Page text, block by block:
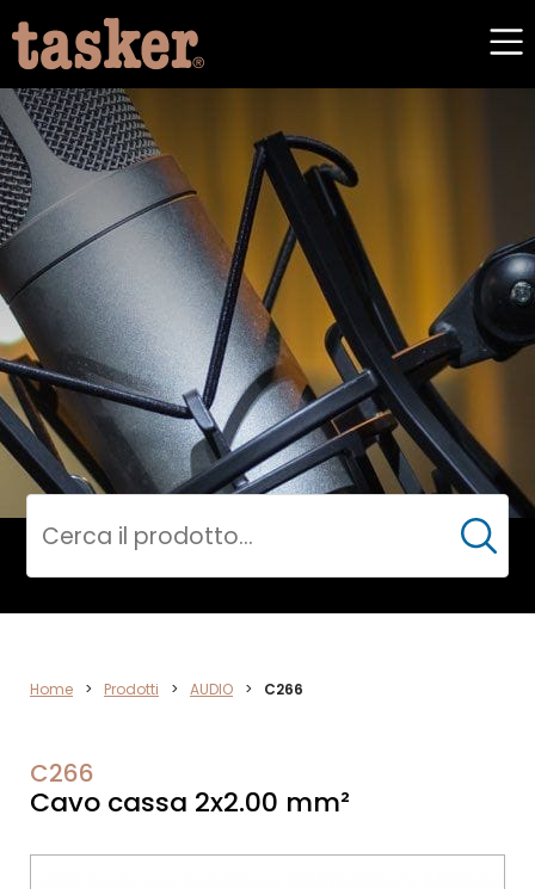
AUDIO
Cerca
Home > Prodotti > AUDIO > C266
C266
Cavo cassa 2x2.00 mm²